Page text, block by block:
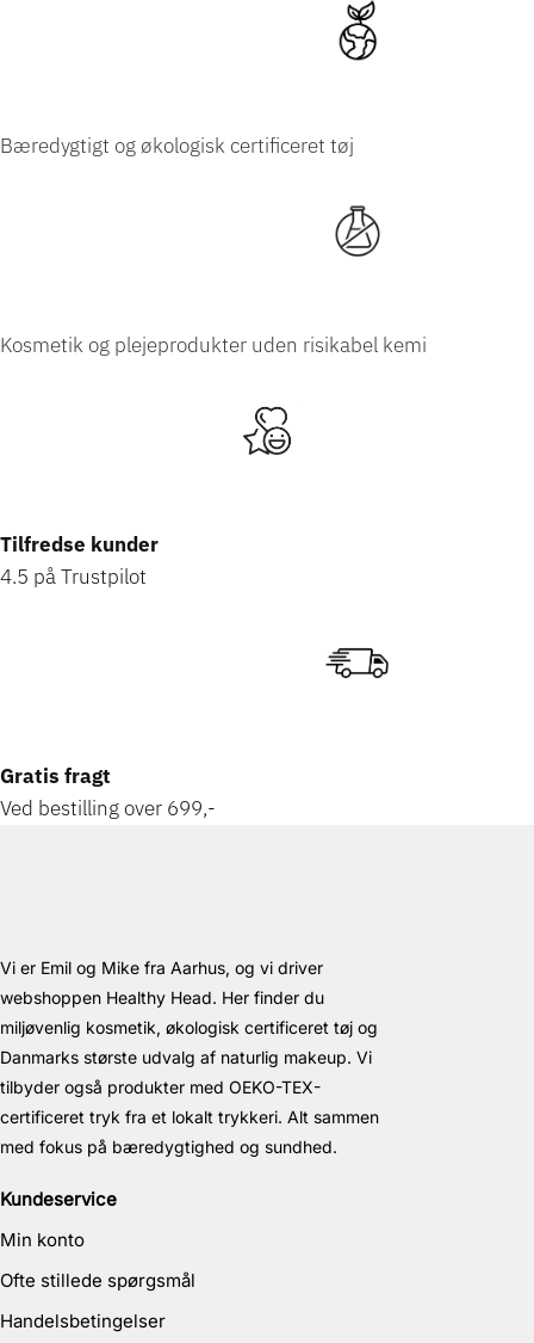
Bæredygtigt og økologisk certificeret tøj
Kosmetik og plejeprodukter uden risikabel kemi
Tilfredse kunder
4.5 på Trustpilot
Gratis fragt
Ved bestilling over 699,-
Vi er Emil og Mike fra Aarhus, og vi driver
webshoppen Healthy Head. Her finder du
miljøvenlig kosmetik, økologisk certificeret tøj og
Danmarks største udvalg af naturlig makeup. Vi
tilbyder også produkter med OEKO-TEX-
certificeret tryk fra et lokalt trykkeri. Alt sammen
med fokus på bæredygtighed og sundhed.
Kundeservice
Min konto
Ofte stillede spørgsmål
Handelsbetingelser